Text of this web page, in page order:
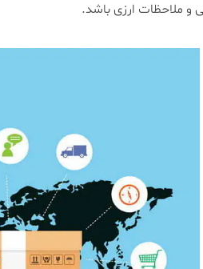
و ملاحظات ارزی باشد.